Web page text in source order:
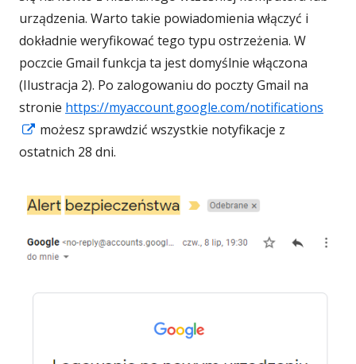
urządzenia. Warto takie powiadomienia włączyć i
dokładnie weryfikować tego typu ostrzeżenia. W
poczcie Gmail funkcja ta jest domyślnie włączona
(Ilustracja 2). Po zalogowaniu do poczty Gmail na
stronie https://myaccount.google.com/notifications
Strona
otwiera
w
nowym
oknie
możesz sprawdzić wszystkie notyfikacje z
ostatnich 28 dni.